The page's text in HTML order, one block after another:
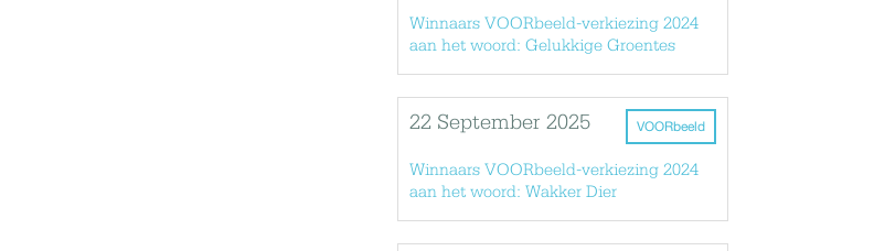
Winnaars VOORbeeld-verkiezing 2024
aan het woord: Gelukkige Groentes
VOORbeeld
22 September 2025
Winnaars VOORbeeld-verkiezing 2024
aan het woord: Wakker Dier